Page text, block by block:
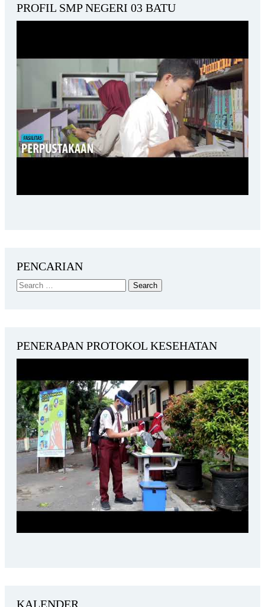
PROFIL SMP NEGERI 03 BATU
PENCARIAN
PENERAPAN PROTOKOL KESEHATAN
KALENDER